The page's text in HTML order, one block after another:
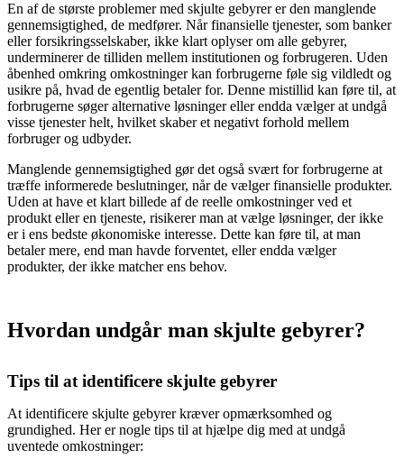
En af de største problemer med skjulte gebyrer er den manglende
gennemsigtighed, de medfører. Når finansielle tjenester, som banker
eller forsikringsselskaber, ikke klart oplyser om alle gebyrer,
underminerer de tilliden mellem institutionen og forbrugeren. Uden
åbenhed omkring omkostninger kan forbrugerne føle sig vildledt og
usikre på, hvad de egentlig betaler for. Denne mistillid kan føre til, at
forbrugerne søger alternative løsninger eller endda vælger at undgå
visse tjenester helt, hvilket skaber et negativt forhold mellem
forbruger og udbyder.
Manglende gennemsigtighed gør det også svært for forbrugerne at
træffe informerede beslutninger, når de vælger finansielle produkter.
Uden at have et klart billede af de reelle omkostninger ved et
produkt eller en tjeneste, risikerer man at vælge løsninger, der ikke
er i ens bedste økonomiske interesse. Dette kan føre til, at man
betaler mere, end man havde forventet, eller endda vælger
produkter, der ikke matcher ens behov.
Hvordan undgår man skjulte gebyrer?
Tips til at identificere skjulte gebyrer
At identificere skjulte gebyrer kræver opmærksomhed og
grundighed. Her er nogle tips til at hjælpe dig med at undgå
uventede omkostninger: